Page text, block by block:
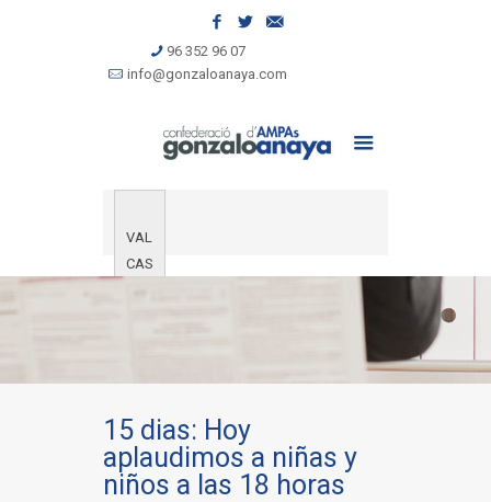
96 352 96 07
info@gonzaloanaya.com
VAL
CAS
15 dias: Hoy
aplaudimos a niñas y
niños a las 18 horas